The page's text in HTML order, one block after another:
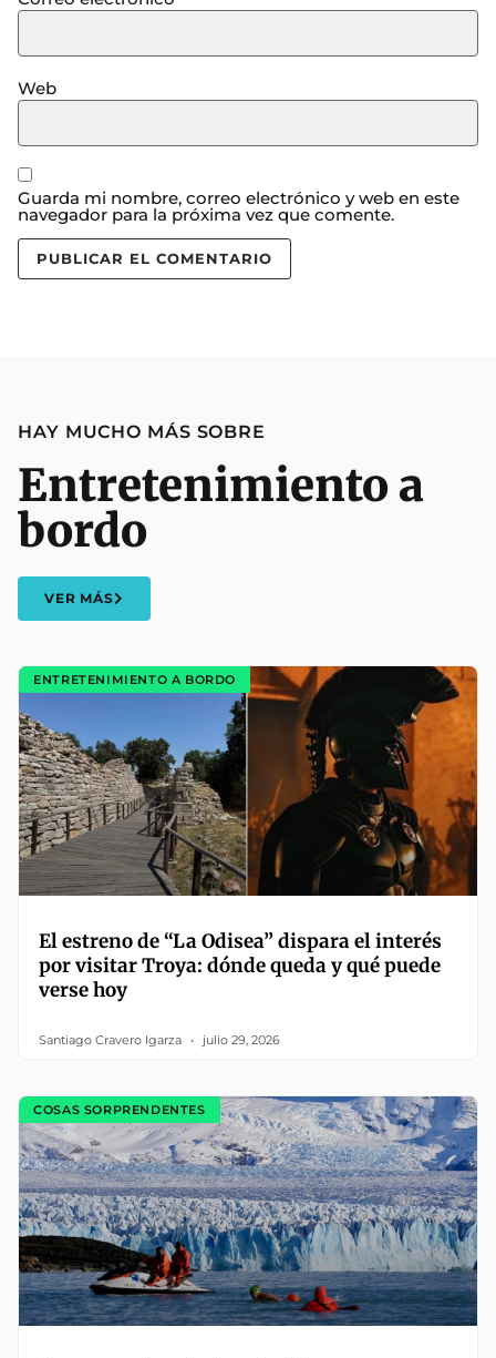
Web
Guarda mi nombre, correo electrónico y web en este
navegador para la próxima vez que comente.
HAY MUCHO MÁS SOBRE
Entretenimiento a
bordo
VER MÁS
ENTRETENIMIENTO A BORDO
El estreno de “La Odisea” dispara el interés
por visitar Troya: dónde queda y qué puede
verse hoy
Santiago Cravero Igarza julio 29, 2026
COSAS SORPRENDENTES